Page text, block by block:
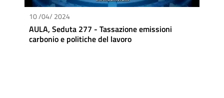
10 /04/ 2024
AULA, Seduta 277 - Tassazione emissioni
carbonio e politiche del lavoro